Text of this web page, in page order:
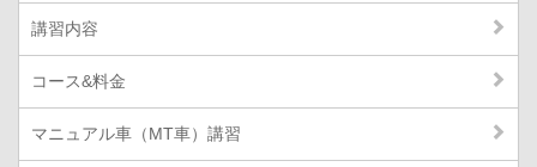
講習内容
コース&料金
マニュアル車（MT車）講習